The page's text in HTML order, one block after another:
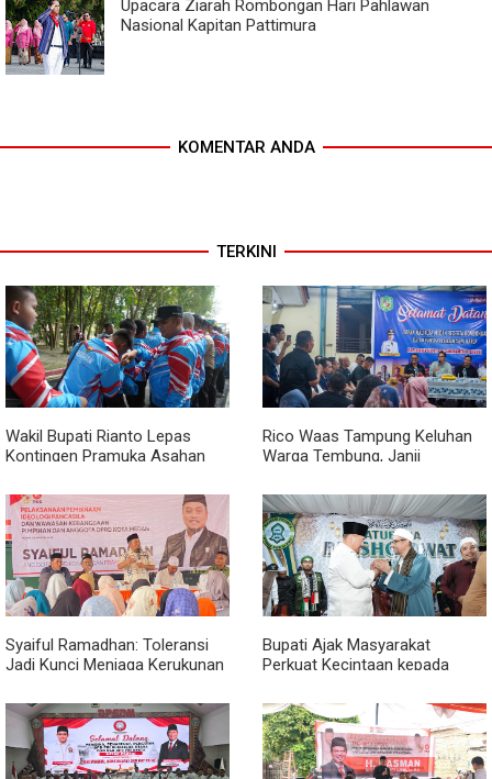
Upacara Ziarah Rombongan Hari Pahlawan
Nasional Kapitan Pattimura
KOMENTAR ANDA
TERKINI
Wakil Bupati Rianto Lepas
Kontingen Pramuka Asahan
Cibubur
Rico Waas Tampung Keluhan
Warga Tembung, Janji
Syaiful Ramadhan: Toleransi
Jadi Kunci Menjaga Kerukunan
Medan
Bupati Ajak Masyarakat
Perkuat Kecintaan kepada
Bersholawat